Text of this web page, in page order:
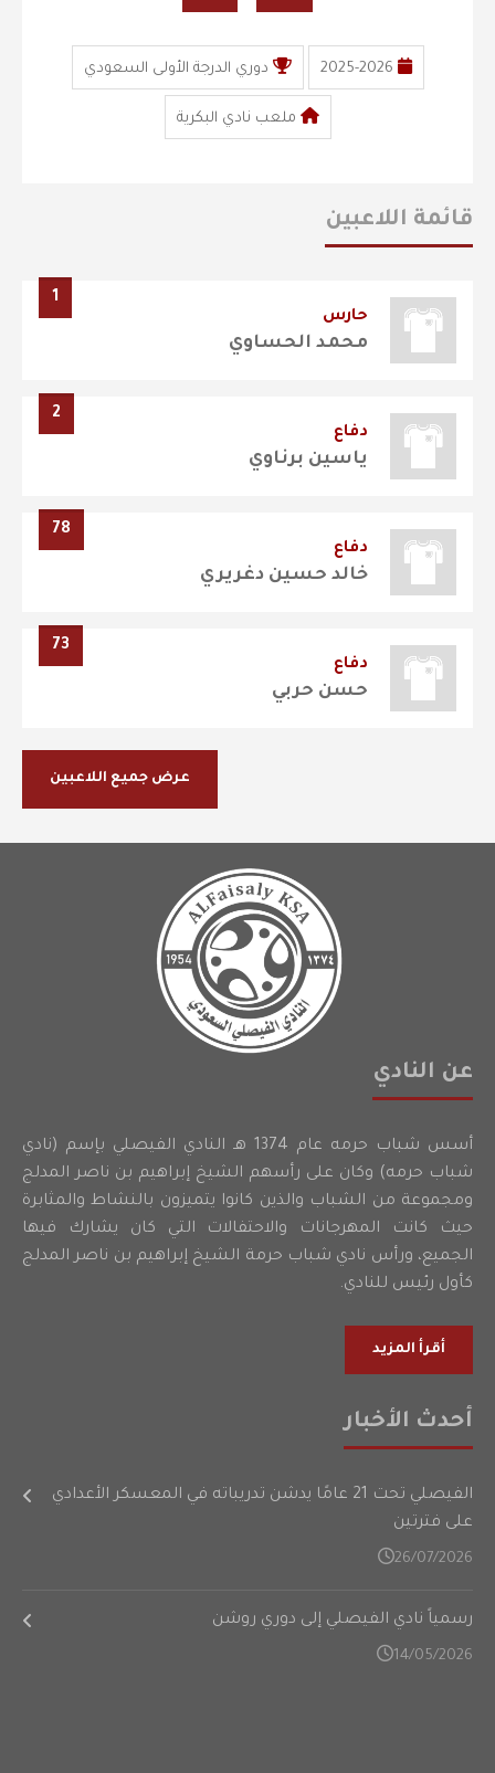
2025-2026 دوري الدرجة الأولى السعودي
ملعب نادي البكرية
قائمة اللاعبين
1
حارس
محمد الحساوي
2
دفاع
ياسين برناوي
78
دفاع
خالد حسين دغريري
73
دفاع
حسن حربي
عرض جميع اللاعبين
عن النادي
أسس شباب حرمه عام 1374 هـ النادي الفيصلي بإسم (نادي
شباب حرمه) وكان على رأسهم الشيخ إبراهيم بن ناصر المدلج
ومجموعة من الشباب والذين كانوا يتميزون بالنشاط والمثابرة
حيث كانت المهرجانات والاحتفالات التي كان يشارك فيها
الجميع، ورأس نادي شباب حرمة الشيخ إبراهيم بن ناصر المدلج
كأول رئيس للنادي.
أقرأ المزيد
أحدث الأخبار
الفيصلي تحت 21 عامًا يدشن تدريباته في المعسكر الأعدادي
على فترتين
26/07/2026
رسمياً نادي الفيصلي إلى دوري روشن
14/05/2026